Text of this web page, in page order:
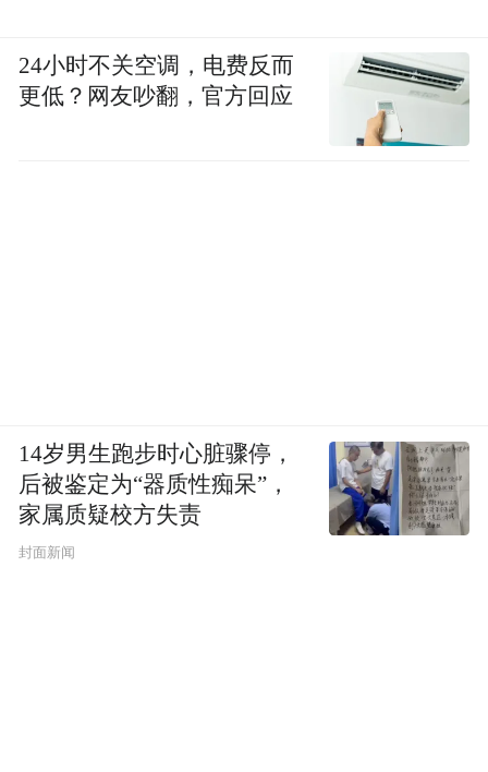
24小时不关空调，电费反而
更低？网友吵翻，官方回应
14岁男生跑步时心脏骤停，
后被鉴定为“器质性痴呆”，
家属质疑校方失责
封面新闻